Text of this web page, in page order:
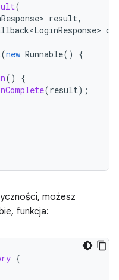
(
result,
(new Runnable()
{
()
{
(result);
możesz
funkcja:
{